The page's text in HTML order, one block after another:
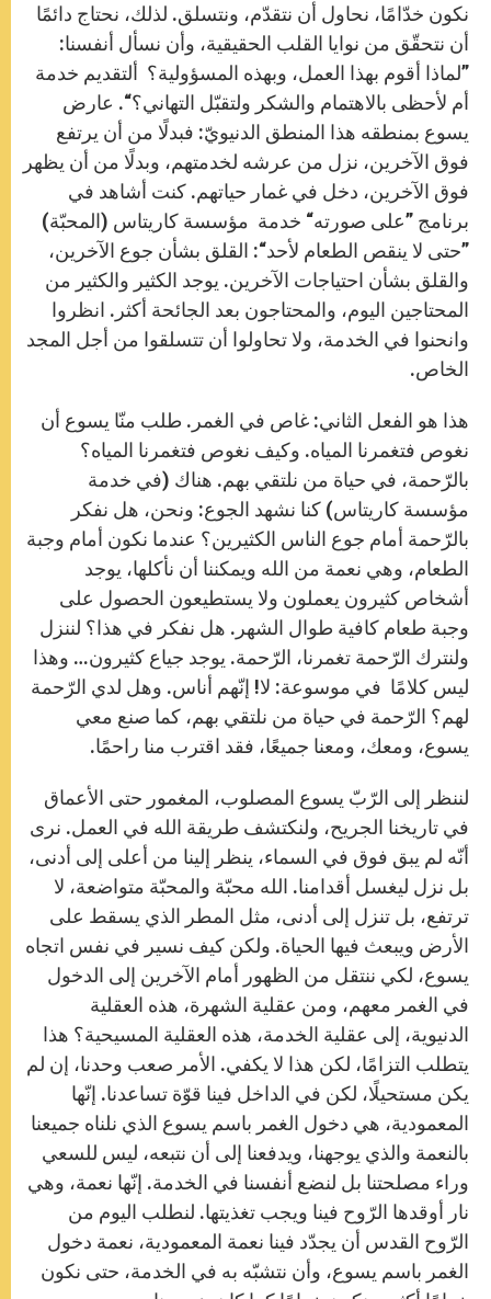
نكون خدّامًا، نحاول أن نتقدّم، ونتسلق. لذلك، نحتاج دائمًا
أن نتحقّق من نوايا القلب الحقيقية، وأن نسأل أنفسنا:
”لماذا أقوم بهذا العمل، وبهذه المسؤولية؟ ألتقديم خدمة
أم لأحظى بالاهتمام والشكر ولتقبّل التهاني؟“. عارض
يسوع بمنطقه هذا المنطق الدنيويّ: فبدلًا من أن يرتفع
فوق الآخرين، نزل من عرشه لخدمتهم، وبدلًا من أن يظهر
فوق الآخرين، دخل في غمار حياتهم. كنت أشاهد في
برنامج ”على صورته“ خدمة مؤسسة كاريتاس (المحبّة)
”حتى لا ينقص الطعام لأحد“: القلق بشأن جوع الآخرين،
والقلق بشأن احتياجات الآخرين. يوجد الكثير والكثير من
المحتاجين اليوم، والمحتاجون بعد الجائحة أكثر. انظروا
وانحنوا في الخدمة، ولا تحاولوا أن تتسلقوا من أجل المجد
الخاص.
هذا هو الفعل الثاني: غاص في الغمر. طلب منّا يسوع أن
نغوص فتغمرنا المياه. وكيف نغوص فتغمرنا المياه؟
بالرّحمة، في حياة من نلتقي بهم. هناك (في خدمة
مؤسسة كاريتاس) كنا نشهد الجوع: ونحن، هل نفكر
بالرّحمة أمام جوع الناس الكثيرين؟ عندما نكون أمام وجبة
الطعام، وهي نعمة من الله ويمكننا أن نأكلها، يوجد
أشخاص كثيرون يعملون ولا يستطيعون الحصول على
وجبة طعام كافية طوال الشهر. هل نفكر في هذا؟ لننزل
ولنترك الرّحمة تغمرنا، الرّحمة. يوجد جياع كثيرون… وهذا
ليس كلامًا في موسوعة: لا! إنّهم أناس. وهل لدي الرّحمة
لهم؟ الرّحمة في حياة من نلتقي بهم، كما صنع معي
يسوع، ومعك، ومعنا جميعًا، فقد اقترب منا راحمًا.
لننظر إلى الرّبّ يسوع المصلوب، المغمور حتى الأعماق
في تاريخنا الجريح، ولنكتشف طريقة الله في العمل. نرى
أنّه لم يبق فوق في السماء، ينظر إلينا من أعلى إلى أدنى،
بل نزل ليغسل أقدامنا. الله محبّة والمحبّة متواضعة، لا
ترتفع، بل تنزل إلى أدنى، مثل المطر الذي يسقط على
الأرض ويبعث فيها الحياة. ولكن كيف نسير في نفس اتجاه
يسوع، لكي ننتقل من الظهور أمام الآخرين إلى الدخول
في الغمر معهم، ومن عقلية الشهرة، هذه العقلية
الدنيوية، إلى عقلية الخدمة، هذه العقلية المسيحية؟ هذا
يتطلب التزامًا، لكن هذا لا يكفي. الأمر صعب وحدنا، إن لم
يكن مستحيلًا، لكن في الداخل فينا قوّة تساعدنا. إنّها
المعمودية، هي دخول الغمر باسم يسوع الذي نلناه جميعنا
بالنعمة والذي يوجهنا، ويدفعنا إلى أن نتبعه، ليس للسعي
وراء مصلحتنا بل لنضع أنفسنا في الخدمة. إنّها نعمة، وهي
نار أوقدها الرّوح فينا ويجب تغذيتها. لنطلب اليوم من
الرّوح القدس أن يجدّد فينا نعمة المعمودية، نعمة دخول
الغمر باسم يسوع، وأن نتشبّه به في الخدمة، حتى نكون